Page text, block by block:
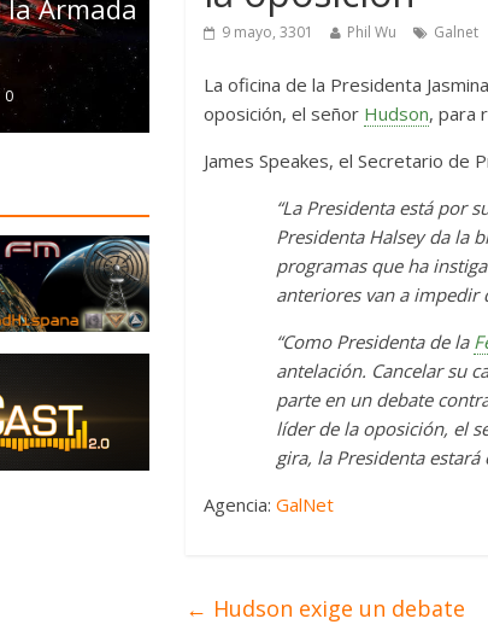
9 mayo, 3301 Phil Wu Galnet
La oficina de la Presidenta
oposición, el señor Hudson, para
James Speakes, el Secretario de
“La Presidenta está por
Presidenta Halsey da la
programas que ha
anteriores van a impedir
“Como Presidenta de la
antelación. Cancelar su
parte en un debate
líder de la oposición, el
gira, la Presidenta estará
Agencia: GalNet
← Hudson exige un debate
mejoras
4 julio, 2026 0
Mayo de
28 mayo, 2026